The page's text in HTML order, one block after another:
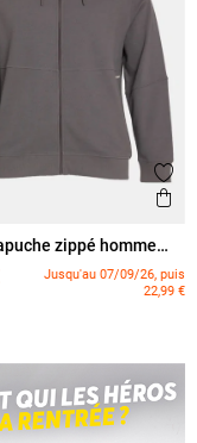
zippé homme
Jusqu'au 07/09/26, puis
22,99 €